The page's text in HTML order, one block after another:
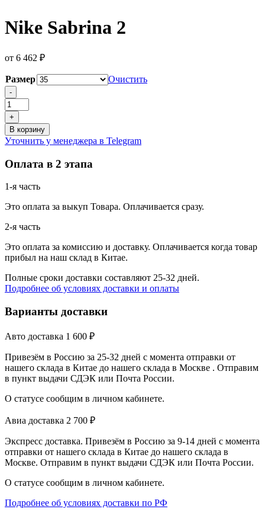
Nike Sabrina 2
от 6 462 ₽
Размер
Очистить
Количество
товара
Nike
Sabrina
2
-
+
В корзину
Уточнить у менеджера в Telegram
Оплата в 2 этапа
1-я часть
Это оплата за выкуп Товара. Оплачивается сразу.
2-я часть
Это оплата за комиссию и доставку. Оплачивается когда товар
прибыл на наш склад в Китае.
Полные сроки доставки составляют 25-32 дней.
Подробнее об условиях доставки и оплаты
Варианты доставки
Авто доставка 1 600 ₽
Привезём в Россию за 25-32 дней с момента отправки от
нашего склада в Китае до нашего склада в Москве . Отправим
в пункт выдачи СДЭК или Почта России.
О статусе сообщим в личном кабинете.
Авиа доставка 2 700 ₽
Экспресс доставка. Привезём в Россию за 9-14 дней с момента
отправки от нашего склада в Китае до нашего склада в
Москве. Отправим в пункт выдачи СДЭК или Почта России.
О статусе сообщим в личном кабинете.
Подробнее об условиях доставки по РФ